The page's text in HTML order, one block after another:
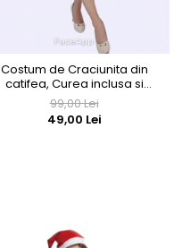
Costum de Craciunita din
catifea, Curea inclusa si
Caciulita cu plete dalbe
99,00 Lei
49,00 Lei